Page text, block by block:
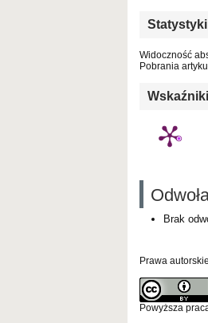
Statystyki
Widoczność
Pobrania
Wskaźniki
Brak
Prawa
Powyższa